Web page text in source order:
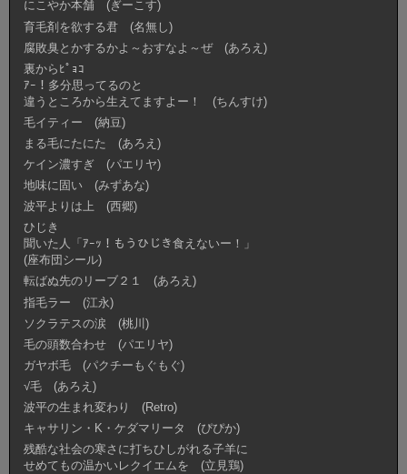
にこやか本舗 (ぎーこす)
育毛剤を欲する君 (名無し)
腐敗臭とかするかよ～おすなよ～ぜ (あろえ)
裏からﾋﾟｮｺ
ｱｰ！多分思ってるのと
違うところから生えてますよー！ (ちんすけ)
毛イティー (納豆)
まる毛にたにた (あろえ)
ケイン濃すぎ (パエリヤ)
地味に固い (みずあな)
波平よりは上 (西郷)
ひじき
聞いた人「ｱｰｯ！もうひじき食えないー！」
(座布団シール)
転ばぬ先のリーブ２１ (あろえ)
指毛ラー (江永)
ソクラテスの涙 (桃川)
毛の頭数合わせ (パエリヤ)
ガヤボ毛 (パクチーもぐもぐ)
√毛 (あろえ)
波平の生まれ変わり (Retro)
キャサリン・K・ケダマリータ (ぴぴか)
残酷な社会の寒さに打ちひしがれる子羊に
せめてもの温かいレクイエムを (立見鶏)